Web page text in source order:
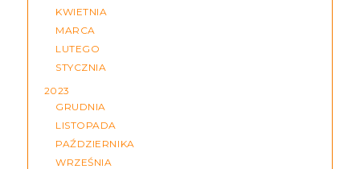
KWIETNIA
MARCA
LUTEGO
STYCZNIA
2023
GRUDNIA
LISTOPADA
PAŹDZIERNIKA
WRZEŚNIA